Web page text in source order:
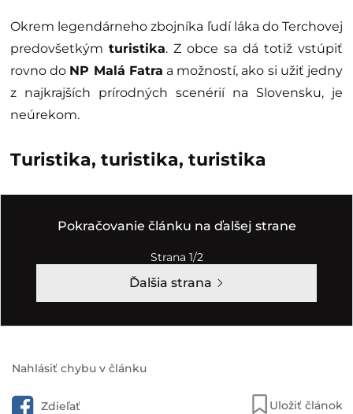
Okrem legendárneho zbojníka ľudí láka do Terchovej
predovšetkým turistika. Z obce sa dá totiž vstúpiť
rovno do NP Malá Fatra a možností, ako si užiť jedny
z najkrajších prírodných scenérií na Slovensku, je
neúrekom.
Turistika, turistika, turistika
Pokračovanie článku na ďalšej strane
Strana 1/2
Ďalšia strana
Nahlásiť chybu v článku
Zdieľať Uložiť článok